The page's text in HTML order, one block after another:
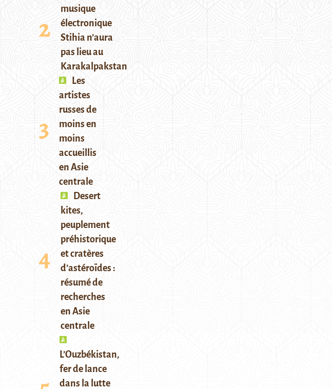
musique
électronique
Stihia n’aura
pas lieu au
Karakalpakstan
Les
artistes
russes de
moins en
moins
accueillis
en Asie
centrale
Desert
kites,
peuplement
préhistorique
et cratères
d’astéroïdes :
résumé de
recherches
en Asie
centrale
L’Ouzbékistan,
fer de lance
dans la lutte